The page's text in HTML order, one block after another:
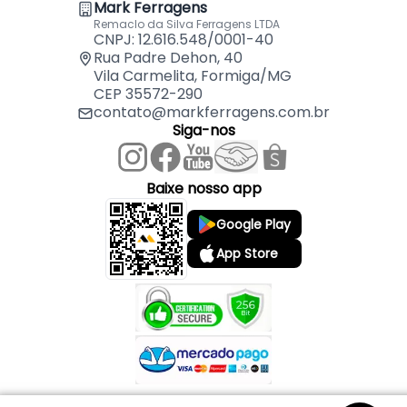
Mark Ferragens
Remaclo da Silva Ferragens LTDA
CNPJ: 12.616.548/0001-40
Rua Padre Dehon, 40
Vila Carmelita, Formiga/MG
CEP 35572-290
contato@markferragens.com.br
Siga-nos
Baixe nosso app
Google Play
App Store